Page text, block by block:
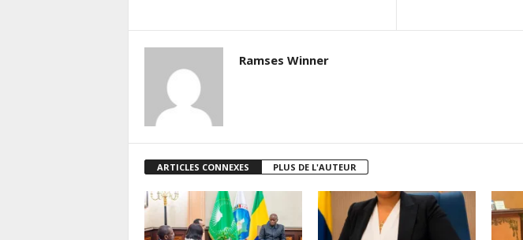
Ramses Winner
ARTICLES CONNEXES PLUS DE L'AUTEUR